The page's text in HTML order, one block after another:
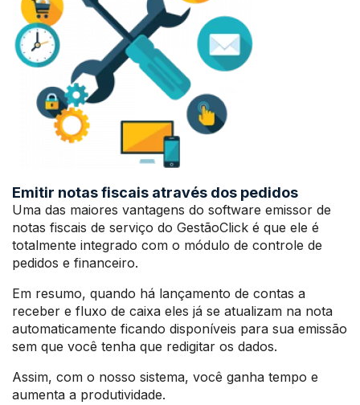
Emitir notas fiscais através dos pedidos
Uma das maiores vantagens do software emissor de
notas fiscais de serviço do GestãoClick é que ele é
totalmente integrado com o módulo de controle de
pedidos e financeiro.
Em resumo, quando há lançamento de contas a
receber e fluxo de caixa eles já se atualizam na nota
automaticamente ficando disponíveis para sua emissão
sem que você tenha que redigitar os dados.
Assim, com o nosso sistema, você ganha tempo e
aumenta a produtividade.